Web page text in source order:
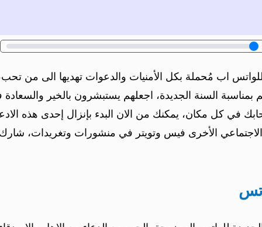
اب مُحملة بكل الأمنيات والدعوات تهديها الى من
بمناسبة السنة الجديدة، اجعلهم يستبشرون بالخير
في كل مكان، يمكنك من الان البدء بإنزال إحدى هذه
الأخرى فيس وتويتر في منشورات وتغريدات،